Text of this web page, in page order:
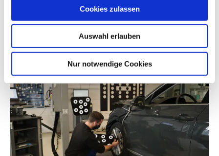
Cookies zulassen
Auswahl erlauben
Nur notwendige Cookies
VW Schutzpaket Aktion